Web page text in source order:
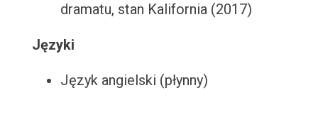
dramatu, stan Kalifornia (2017)
Języki
Język angielski (płynny)